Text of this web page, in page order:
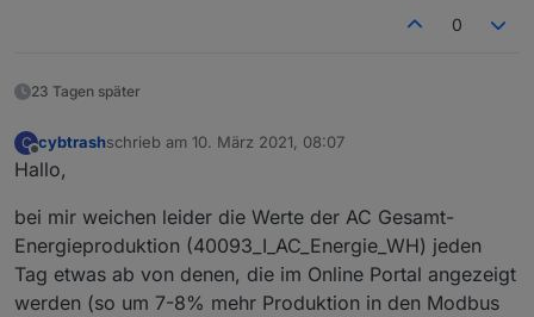
0
23 Tagen später
C
Offline
cybtrashschrieb am 10. März 2021, 08:07
zuletzt editiert von
Hallo,
bei mir weichen leider die Werte der AC Gesamt-
Energieproduktion (40093_I_AC_Energie_WH) jeden
Tag etwas ab von denen, die im Online Portal angezeigt
werden (so um 7-8% mehr Produktion in den Modbus